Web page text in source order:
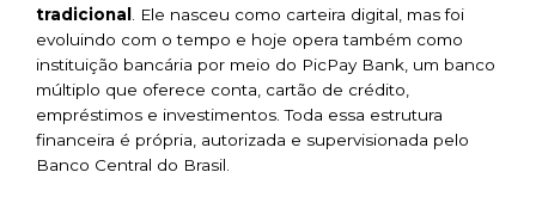
tradicional . Ele nasceu como carteira digital, mas foi
evoluindo com o tempo e hoje opera também como
instituição bancária por meio do PicPay Bank, um banco
múltiplo que oferece conta, cartão de crédito,
empréstimos e investimentos. Toda essa estrutura
financeira é própria, autorizada e supervisionada pelo
Banco Central do Brasil.